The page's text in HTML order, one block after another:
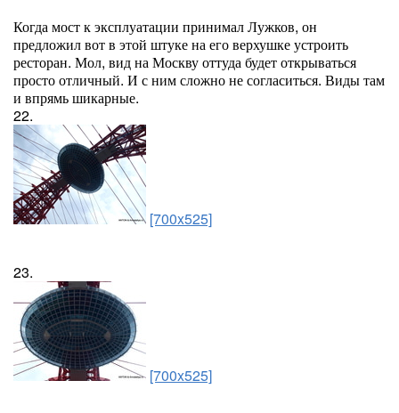
Когда мост к эксплуатации принимал Лужков, он
предложил вот в этой штуке на его верхушке устроить
ресторан. Мол, вид на Москву оттуда будет открываться
просто отличный. И с ним сложно не согласиться. Виды там
и впрямь шикарные.
22.
[700x525]
23.
[700x525]